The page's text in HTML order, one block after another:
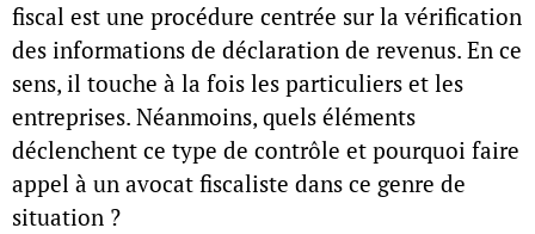
fiscal est une procédure centrée sur la vérification
des informations de déclaration de revenus. En ce
sens, il touche à la fois les particuliers et les
entreprises. Néanmoins, quels éléments
déclenchent ce type de contrôle et pourquoi faire
appel à un avocat fiscaliste dans ce genre de
situation ?